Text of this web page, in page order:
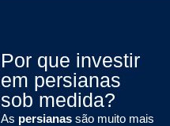
Por que investir
em persianas
sob medida?
As persianas são muito mais